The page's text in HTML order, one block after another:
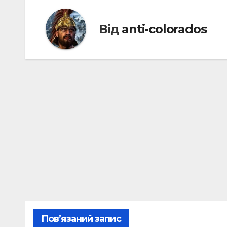
Від anti-colorados
Пов’язаний запис